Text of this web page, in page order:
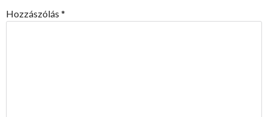
Hozzászólás *